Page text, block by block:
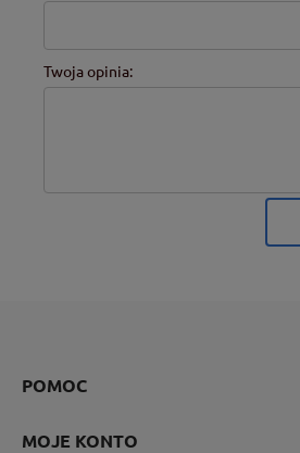
Twoja opinia:
POMOC
MOJE KONTO